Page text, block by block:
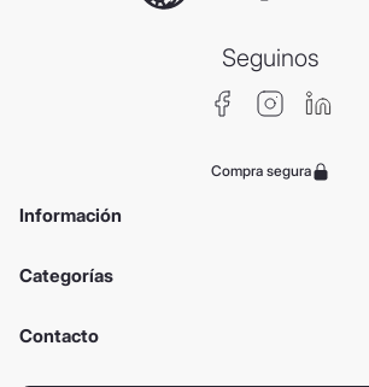
Seguinos
Compra segura
Información
Categorías
Contacto